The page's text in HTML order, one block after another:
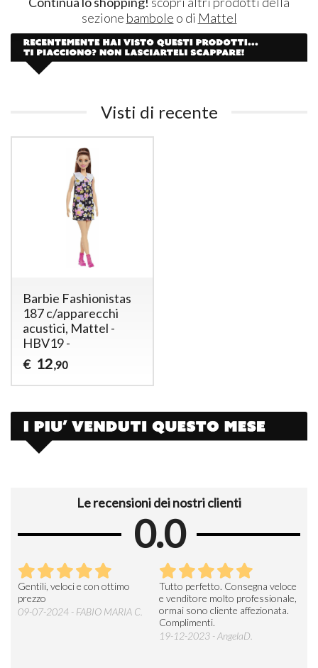
sezione bambole o di Mattel
Visti di recente
Barbie Fashionistas
187 c/apparecchi
acustici, Mattel -
HBV19 -
€ 12,90
Le recensioni dei nostri clienti
0.0
Gentili, veloci e con ottimo
prezzo
09-07-2024 - FABIO MARIA C.
Tutto perfetto. Consegna veloce
e venditore molto professionale,
ormai sono cliente affezionata.
Complimenti.
19-12-2023 - AngelaD.